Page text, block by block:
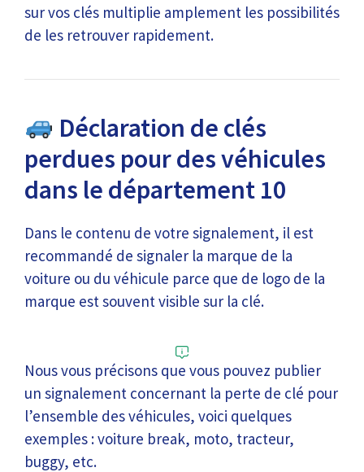
sur vos clés multiplie amplement les possibilités
de les retrouver rapidement.
Déclaration de clés
perdues pour des véhicules
dans le département 10
Dans le contenu de votre signalement, il est
recommandé de signaler la marque de la
voiture ou du véhicule parce que de logo de la
marque est souvent visible sur la clé.
Nous vous précisons que vous pouvez publier
un signalement concernant la perte de clé pour
l’ensemble des véhicules, voici quelques
exemples : voiture break, moto, tracteur,
buggy, etc.